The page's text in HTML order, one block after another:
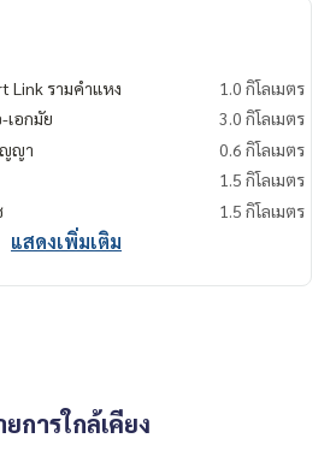
Link รามคำแหง
1.0 กิโลเมตร
อกมัย
3.0 กิโลเมตร
ญา
0.6 กิโลเมตร
1.5 กิโลเมตร
1.5 กิโลเมตร
แสดงเพิ่มเติม
ยการใกล้เคียง